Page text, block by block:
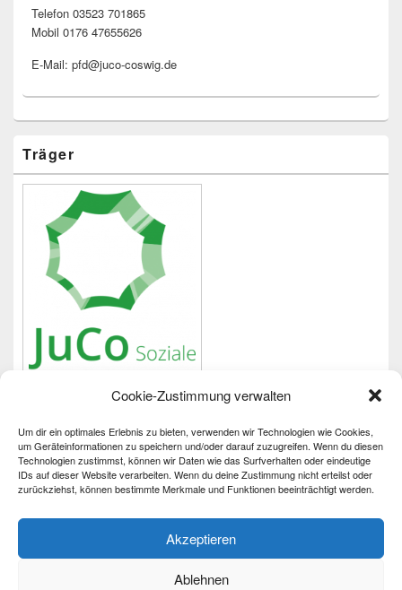
Cookie-Zustimmung verwalten
Um dir ein optimales Erlebnis zu bieten, verwenden wir Technologien wie Cookies,
um Geräteinformationen zu speichern und/oder darauf zuzugreifen. Wenn du diesen
Technologien zustimmst, können wir Daten wie das Surfverhalten oder eindeutige
IDs auf dieser Website verarbeiten. Wenn du deine Zustimmung nicht erteilst oder
zurückziehst, können bestimmte Merkmale und Funktionen beeinträchtigt werden.
Akzeptieren
Ablehnen
Telefon 03523 701865
Mobil 0176 47655626
E-Mail: pfd@juco-coswig.de
Träger
Wichtiges
Impressum
Barrierefreiheit